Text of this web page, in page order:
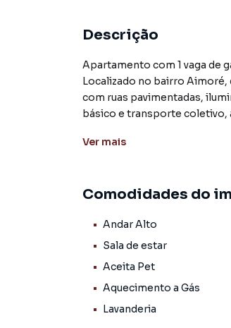
Descrição
Apartamento com 1 vaga de
Localizado no bairro
com ruas pavimentadas,
básico e transporte coletivo,
Arroio do Meio está situado
típicas da região sul do
colinas e arroios,
que procurava ou deseja
com nossa equipe pelo
Ver mais
Comodidades do
Andar Alto
Sala de estar
Aceita Pet
Aquecimento a Gás
Lavanderia